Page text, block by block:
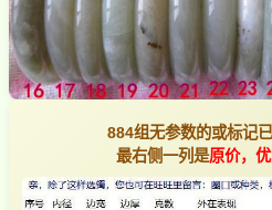
884组无参数的或标记
最右侧一列是原价，